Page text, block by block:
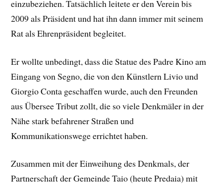
einzubeziehen. Tatsächlich leitete er den Verein bis
2009 als Präsident und hat ihn dann immer mit seinem
Rat als Ehrenpräsident begleitet.
Er wollte unbedingt, dass die Statue des Padre Kino am
Eingang von Segno, die von den Künstlern Livio und
Giorgio Conta geschaffen wurde, auch den Freunden
aus Übersee Tribut zollt, die so viele Denkmäler in der
Nähe stark befahrener Straßen und
Kommunikationswege errichtet haben.
Zusammen mit der Einweihung des Denkmals, der
Partnerschaft der Gemeinde Taio (heute Predaia) mit